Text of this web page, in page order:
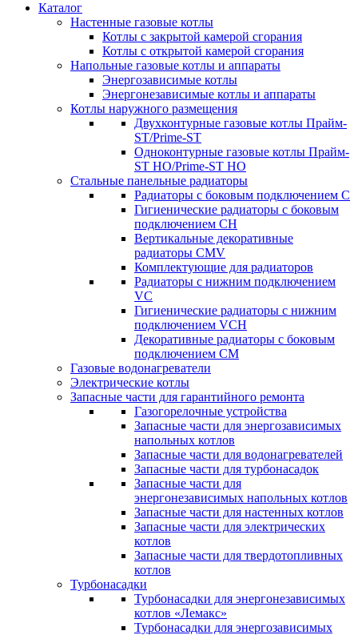
Каталог
Настенные газовые котлы
Котлы с закрытой камерой сгорания
Котлы с открытой камерой сгорания
Напольные газовые котлы и аппараты
Энергозависимые котлы
Энергонезависимые котлы и аппараты
Котлы наружного размещения
Двухконтурные газовые котлы Прайм-
ST/Prime-ST
Одноконтурные газовые котлы Прайм-
ST HO/Prime-ST HO
Стальные панельные радиаторы
Радиаторы c боковым подключением C
Гигиенические радиаторы c боковым
подключением CH
Вертикальные декоративные
радиаторы CMV
Комплектующие для радиаторов
Радиаторы c нижним подключением
VC
Гигиенические радиаторы c нижним
подключением VCH
Декоративные радиаторы с боковым
подключением CM
Газовые водонагреватели
Электрические котлы
Запасные части для гарантийного ремонта
Газогорелочные устройства
Запасные части для энергозависимых
напольных котлов
Запасные части для водонагревателей
Запасные части для турбонасадок
Запасные части для
энергонезависимых напольных котлов
Запасные части для настенных котлов
Запасные части для электрических
котлов
Запасные части для твердотопливных
котлов
Турбонасадки
Турбонасадки для энергонезависимых
котлов «Лемакс»
Турбонасадки для энергозависимых